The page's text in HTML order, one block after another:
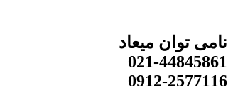
نامی توان میعاد
021-44845861
0912-2577116